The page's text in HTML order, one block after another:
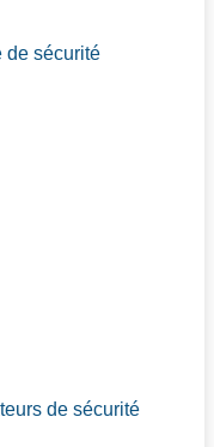
de sécurité
de sécurité